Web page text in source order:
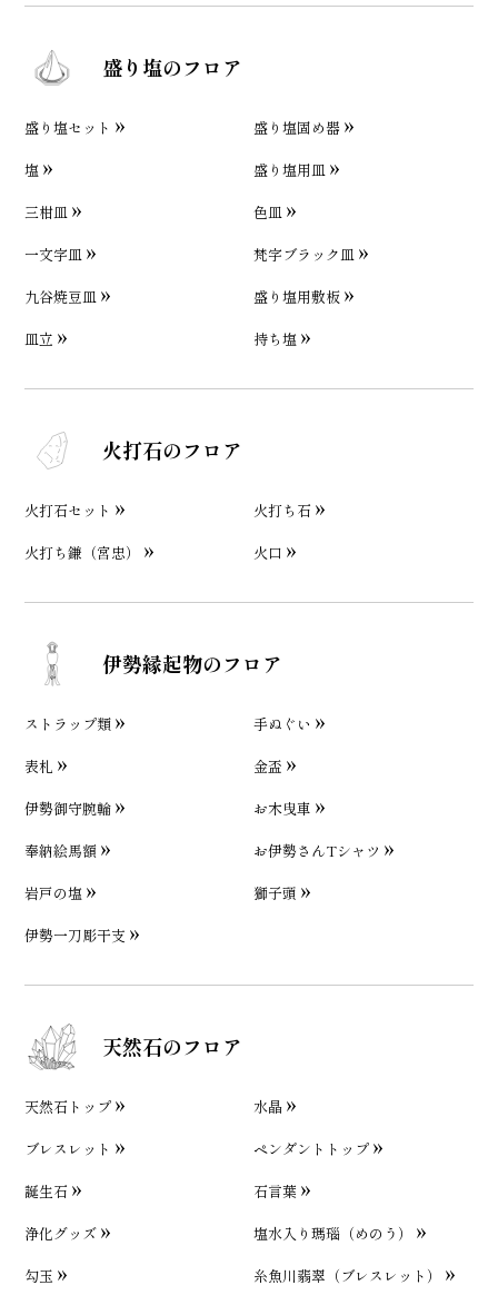
盛り塩のフロア
盛り塩セット
盛り塩固め器
塩
盛り塩用皿
三柑皿
色皿
一文字皿
梵字ブラック皿
九谷焼豆皿
盛り塩用敷板
皿立
持ち塩
火打石のフロア
火打石セット
火打ち石
火打ち鎌（宮忠）
火口
伊勢縁起物のフロア
ストラップ類
手ぬぐい
表札
金盃
伊勢御守腕輪
お木曳車
奉納絵馬額
お伊勢さんTシャツ
岩戸の塩
獅子頭
伊勢一刀彫干支
天然石のフロア
天然石トップ
水晶
ブレスレット
ペンダントトップ
誕生石
石言葉
浄化グッズ
塩水入り瑪瑙（めのう）
勾玉
糸魚川翡翠（ブレスレット）